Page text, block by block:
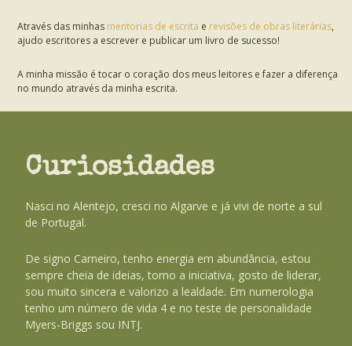
Através das minhas mentorias de escrita e revisões de obras literárias,
ajudo escritores a escrever e publicar um livro de sucesso!
A minha missão é tocar o coração dos meus leitores e fazer a diferença
no mundo através da minha escrita.
Curiosidades
Nasci no Alentejo, cresci no Algarve e já vivi de norte a sul
de Portugal.
De signo Carneiro, tenho energia em abundância, estou
sempre cheia de ideias, tomo a iniciativa, gosto de liderar,
sou muito sincera e valorizo a lealdade. Em numerologia
tenho um número de vida 4 e no teste de personalidade
Myers-Briggs sou INTJ.